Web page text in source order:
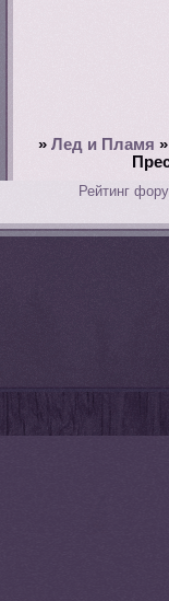
» Лед и Пламя »
Рейтинг